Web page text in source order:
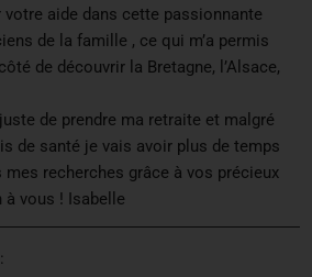
aide dans cette passionnante
de la famille , ce qui m’a permis
de découvrir la Bretagne, l’Alsace,
de prendre ma retraite et malgré
de santé je vais avoir plus de temps
recherches grâce à vos précieux
à vous ! Isabelle